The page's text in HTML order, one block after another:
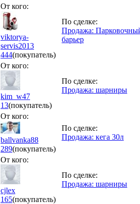
От кого:
viktorya-
servis2013
444(покупатель)
По сделке:
Продажа:
барьер
От кого:
kim_w47
13(покупатель)
По сделке:
Продажа: шарниры
От кого:
ballvanka88
289(покупатель)
По сделке:
Продажа: кега 30л
От кого:
cjlex
165(покупатель)
По сделке:
Продажа: шарниры